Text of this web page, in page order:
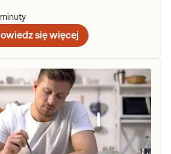
minuty
się więcej